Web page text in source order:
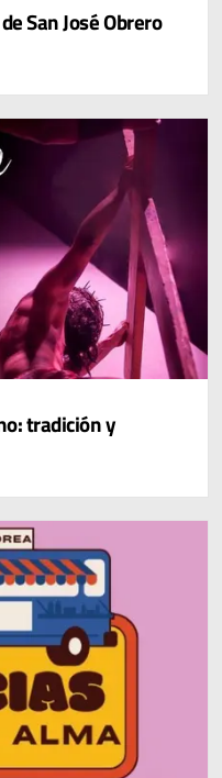
San José Obrero
tradición y